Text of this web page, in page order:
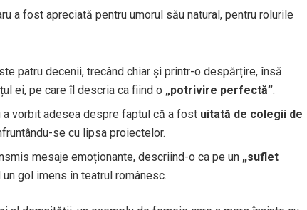
a fost apreciată pentru umorul său natural, pentru rolurile
patru decenii, trecând chiar și printr-o despărțire, însă
ei, pe care îl descria ca fiind o „potrivire perfectă”.
a vorbit adesea despre faptul că a fost uitată de colegii de
se cu lipsa proiectelor.
mesaje emoționante, descriind-o ca pe un „suflet
gol imens în teatrul românesc.